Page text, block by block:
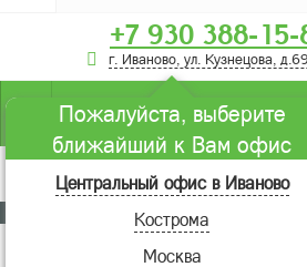
+7 930 388-15-
г. Иваново, ул. Кузнецова,
Пожалуйста, выберите
ближайший к Вам офис
Центральный офис в Иваново
Кострома
Москва
Условия
Меню
Проекты домов